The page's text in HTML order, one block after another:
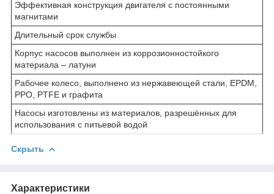
Эффективная конструкция двигателя с постоянными
магнитами
Длительный срок службы
Корпус насосов выполнен из коррозионностойкого
материала – латуни
Рабочее колесо, выполнено из нержавеющей стали, EPDM,
PPO, PTFE и графита
Насосы изготовлены из материалов, разрешённых для
использования с питьевой водой
Скрыть
Характеристики